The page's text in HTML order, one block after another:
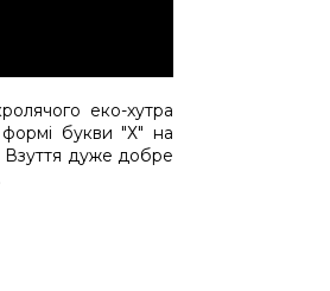
еко-хутра
букви "Х" на
Взуття дуже добре